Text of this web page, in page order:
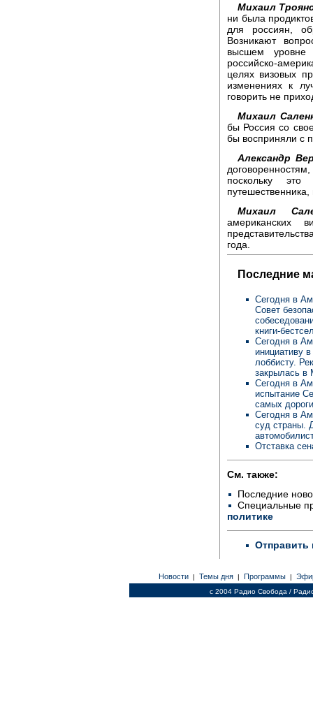
Михаил
ни была
для россиян,
Возникают
высшем уровне
российско-
целях визовых
изменениях к
говорить не
Михаил
бы Россия со
бы восприняли с
Александр
поскольку
Михаил
американских
года.
Последние
Сегодня в
Совет
книги-
Сегодня в
инициативу
лоббисту.
закрылась в
Сегодня в
испытание
самых
Сегодня в
суд страны.
Отставка
См. также:
Последние
Специальные
политике
Отправить
Новости | Темы дня | Программы |
c 2004 Радио Свобода /